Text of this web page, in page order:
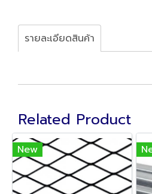
รายละเอียดสินค้า
Related Product
New